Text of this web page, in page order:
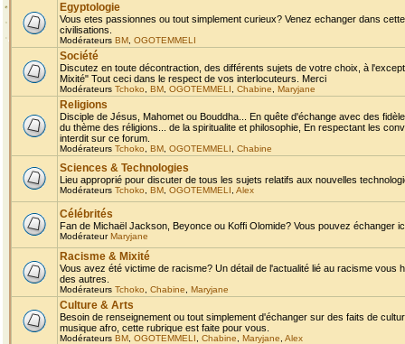
Egyptologie
Vous etes passionnes ou tout simplement curieux? Venez echanger dans
civilisations.
Modérateurs BM OGOTEMMELI
Société
Discutez en toute décontraction, des différents sujets de votre choix, à
Mixité" Tout ceci dans le respect de vos interlocuteurs. Merci
Modérateurs Tchoko BM OGOTEMMELI Chabine Maryjane
Religions
Disciple de Jésus, Mahomet ou Bouddha... En quête d'échange avec des
du thème des réligions... de la spiritualite et philosophie, En respectant les
interdit sur ce forum.
Modérateurs Tchoko BM OGOTEMMELI Chabine
Sciences & Technologies
Lieu approprié pour discuter de tous les sujets relatifs aux nouvelles
Modérateurs Tchoko BM OGOTEMMELI Alex
Célébrités
Fan de Michaël Jackson, Beyonce ou Koffi Olomide? Vous pouvez échanger
ModérateurMaryjane
Racisme & Mixité
Vous avez été victime de racisme? Un détail de l'actualité lié au racisme
des autres.
Modérateurs Tchoko Chabine Maryjane
Culture & Arts
Besoin de renseignement ou tout simplement d'échanger sur des faits de
musique afro, cette rubrique est faite pour vous.
Modérateurs BM OGOTEMMELI Chabine Maryjane Alex